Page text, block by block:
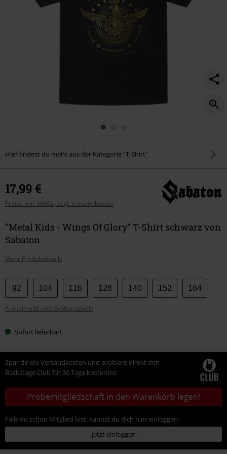
Hier findest du mehr aus der Kategorie "T-Shirt"
17,99 €
Preise inkl. MwSt., zzgl. Versandkosten
"Metal Kids - Wings Of Glory" T-Shirt schwarz von
Sabaton
Mehr Produktdetails
Wähle
deine
Größe
92 104 116 128 140 152 164
Artikelmaße und Größentabelle
Sofort lieferbar!
Spar dir die Versandkosten und probiere direkt den
Backstage Club für 30 Tage kostenlos:
Probemitgliedschaft in den Warenkorb legen!
Falls du schon Mitglied bist, kannst du dich hier einloggen:
Jetzt einloggen